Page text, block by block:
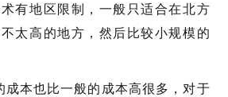
有地区限制，一般只适合在北方
太高的地方，然后比较小规模的
成本也比一般的成本高很多，对于